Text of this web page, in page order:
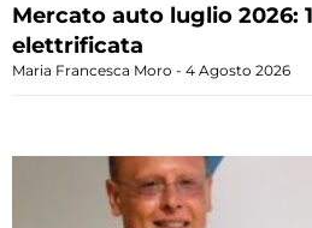
Mercato auto luglio 2026:
elettrificata
Maria Francesca Moro 4 Agosto 2026